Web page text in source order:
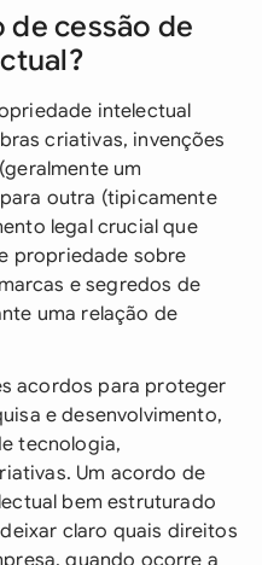
de cessão de
intelectual
criativas, invenções
um
outra (tipicamente
legal crucial que
propriedade sobre
e segredos de
uma relação de
acordos para proteger
e desenvolvimento,
tecnologia,
Um acordo de
bem estruturado
claro quais direitos
quando ocorre a